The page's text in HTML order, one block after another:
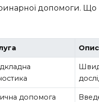
допомоги.
Опис
допомога